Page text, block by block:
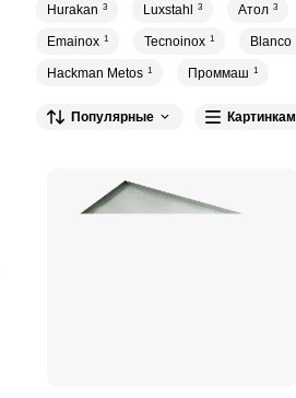
Hurakan 3 Luxstahl 3 Атол 3
Emainox 1 Tecnoinox 1 Blanco
Hackman Metos 1 Проммаш 1
Популярные